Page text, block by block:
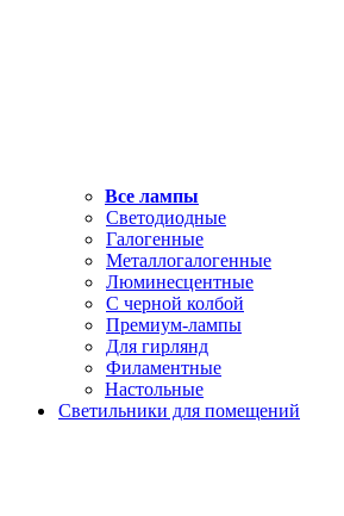
Все лампы
Светодиодные
Галогенные
Металлогалогенные
Люминесцентные
С черной колбой
Премиум-лампы
Для гирлянд
Филаментные
Настольные
Светильники для помещений